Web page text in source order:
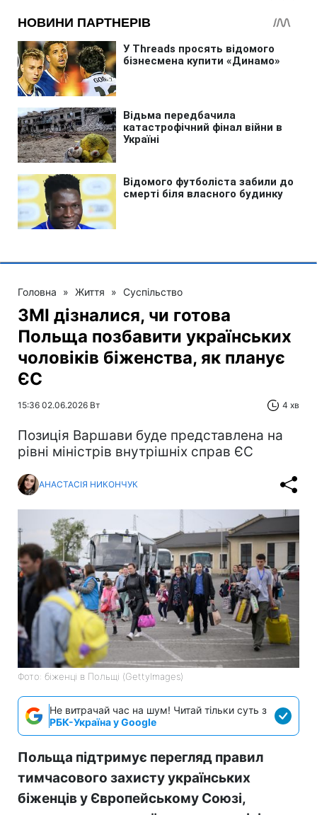
Головна » Життя » Суспільство
ЗМІ дізналися, чи готова
Польща позбавити українських
чоловіків біженства, як планує
ЄС
15:36 02.06.2026 Вт 4 хв
Позиція Варшави буде представлена на
рівні міністрів внутрішніх справ ЄС
АНАСТАСІЯ НИКОНЧУК
Фото: біженці в Польщі (GettyImages)
Не витрачай час на шум! Читай тільки суть з
РБК-Україна у Google
Польща підтримує перегляд правил
тимчасового захисту українських
біженців у Європейському Союзі,